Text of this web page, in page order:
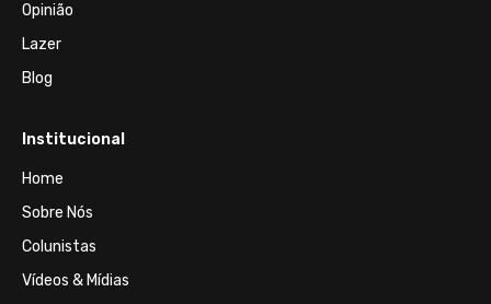
Opinião
Lazer
Blog
Institucional
Home
Sobre Nós
Colunistas
Vídeos & Mídias